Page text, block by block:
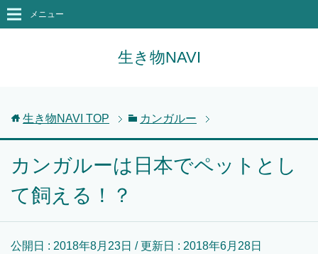
生き物NAVI
メニュー
生き物NAVI TOP カンガルー
カンガルーは日本でペットとし
て飼える！？
公開日 : 2018年8月23日 / 更新日 : 2018年6月28日